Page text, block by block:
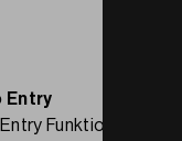
Entry
Funktion öffnet